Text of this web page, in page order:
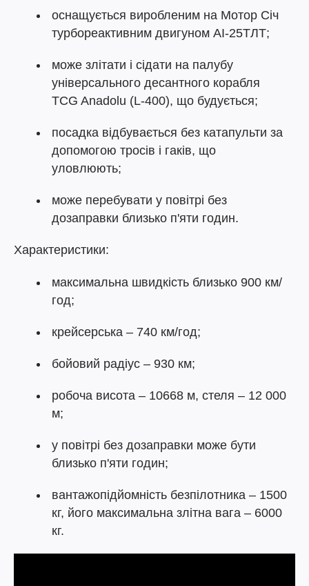
оснащується виробленим на Мотор Січ
турбореактивним двигуном АІ-25ТЛТ;
може злітати і сідати на палубу
універсального десантного корабля
TCG Anadolu (L-400), що будується;
посадка відбувається без катапульти за
допомогою тросів і гаків, що
уловлюють;
може перебувати у повітрі без
дозаправки близько п'яти годин.
Характеристики:
максимальна швидкість близько 900 км/
год;
крейсерська – 740 км/год;
бойовий радіус – 930 км;
робоча висота – 10668 м, стеля – 12 000
м;
у повітрі без дозаправки може бути
близько п'яти годин;
вантажопідйомність безпілотника – 1500
кг, його максимальна злітна вага – 6000
кг.